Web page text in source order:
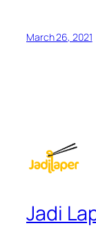
March 26, 2021
Jadi